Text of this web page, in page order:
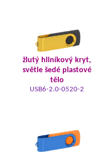
žlutý hliníkový kryt,
světle šedé plastové
tělo
USB6-2.0-0520-2